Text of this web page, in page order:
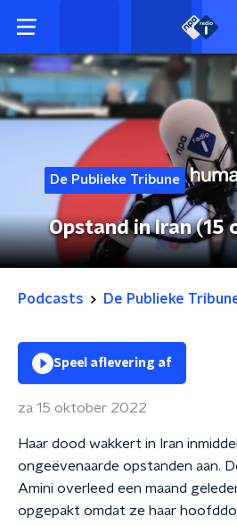
De Publieke Tribune
Opstand in Iran (15
Podcasts De Publieke
Speel aflevering af
za 15 oktober 2022
Haar dood wakkert in Iran
ongeëvenaarde opstanden aan.
Amini overleed een maand
opgepakt omdat ze haar